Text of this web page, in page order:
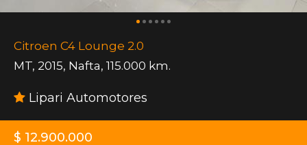
Citroen C4 Lounge 2.0
MT, 2015, Nafta, 115.000 km.
Lipari Automotores
$ 12.900.000